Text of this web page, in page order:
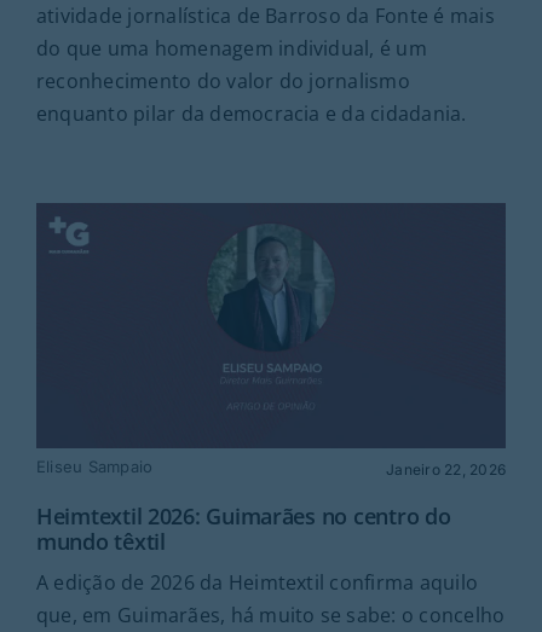
atividade jornalística de Barroso da Fonte é mais
do que uma homenagem individual, é um
reconhecimento do valor do jornalismo
enquanto pilar da democracia e da cidadania.
Eliseu Sampaio Janeiro 22, 2026
Heimtextil 2026: Guimarães no centro do
mundo têxtil
A edição de 2026 da Heimtextil confirma aquilo
que, em Guimarães, há muito se sabe: o concelho